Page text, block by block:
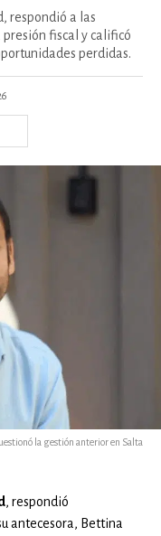
respondió a las
fiscal y calificó
perdidas.
la gestión anterior en Salta
, respondió
antecesora, Bettina